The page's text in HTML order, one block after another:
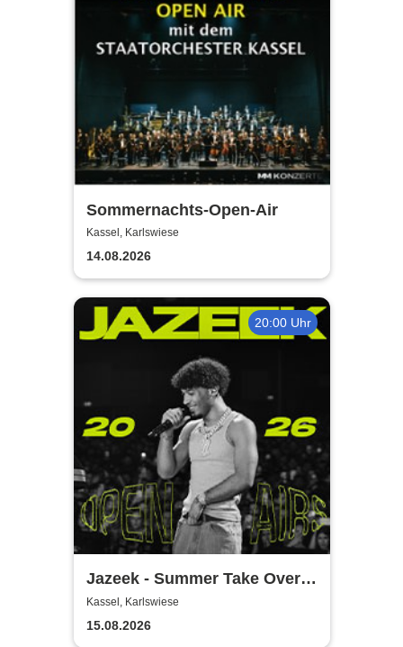
Sommernachts-Open-Air
Kassel, Karlswiese
14.08.2026
20:00 Uhr
Jazeek - Summer Take Over
2026
Kassel, Karlswiese
15.08.2026